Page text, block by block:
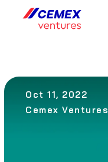
Oct 11, 2022
Cemex Ventures